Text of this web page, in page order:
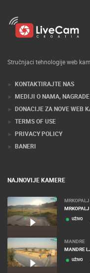
Stručnjaci tehnologije web
KONTAKTIRAJTE NAS
MEDIJI O NAMA,
DONACIJE ZA NOVE WEB
TERMS OF USE
PRIVACY POLICY
BANERI
NAJNOVIJE KAMERE
MRKOPALJ
UŽIVO
MANDRE
MANDRE
UŽIVO